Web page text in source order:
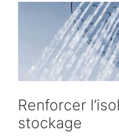
Renforcer
stockage